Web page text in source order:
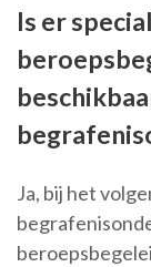
Is er
Ja, bij het